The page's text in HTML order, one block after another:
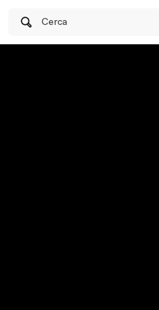
Cerca